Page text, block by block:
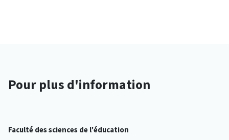
Pour plus d'information
Faculté des sciences de l'éducation